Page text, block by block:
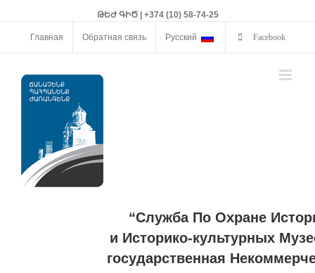
ԹԵԺ ԳԻԾ | +374 (10) 58-74-25
Главная Обратная связь Русский Facebook
“Служба По Охране
и Историко-культурных
государственная